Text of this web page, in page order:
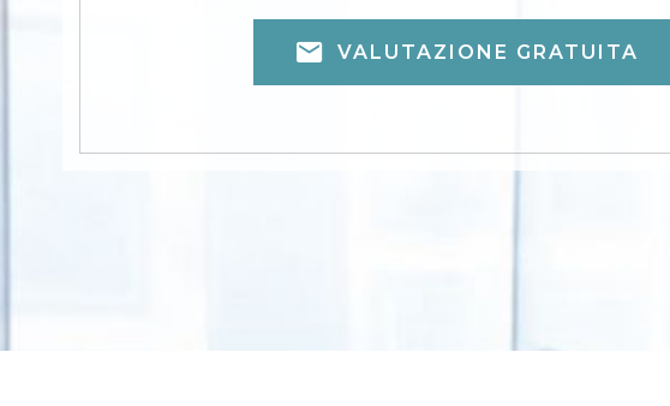
VALUTAZIONE GRATUITA